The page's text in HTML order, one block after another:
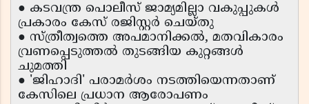
● കടവന്ത്ര പൊലീസ് ജാമ്യമില്ലാ വകുപ്പുകൾ
പ്രകാരം കേസ് രജിസ്റ്റർ ചെയ്തു
● സ്ത്രീത്വത്തെ അപമാനിക്കൽ, മതവികാരം
വ്രണപ്പെടുത്തൽ തുടങ്ങിയ കുറ്റങ്ങൾ
ചുമത്തി
● 'ജിഹാദി' പരാമർശം നടത്തിയെന്നതാണ്
കേസിലെ പ്രധാന ആരോപണം